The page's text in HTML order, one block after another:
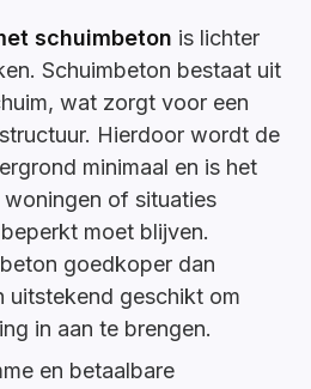
schuimbeton is lichter
Schuimbeton bestaat uit
wat zorgt voor een
Hierdoor wordt de
minimaal en is het
of situaties
moet blijven.
goedkoper dan
uitstekend geschikt om
in aan te brengen.
en betaalbare